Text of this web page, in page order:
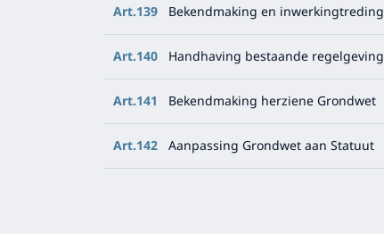
Art.139 Bekendmaking en inwerkingtreding
Art.140 Handhaving bestaande regelgeving
Art.141 Bekendmaking herziene Grondwet
Art.142 Aanpassing Grondwet aan Statuut